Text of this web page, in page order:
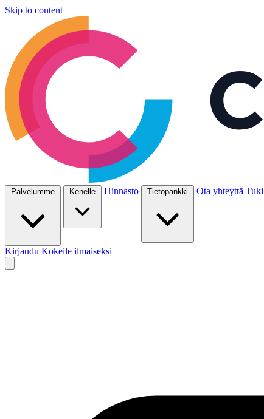
Skip to content
Palvelumme Kenelle Hinnasto Tietopankki Ota yhteyttä Tuki
Kirjaudu Kokeile ilmaiseksi